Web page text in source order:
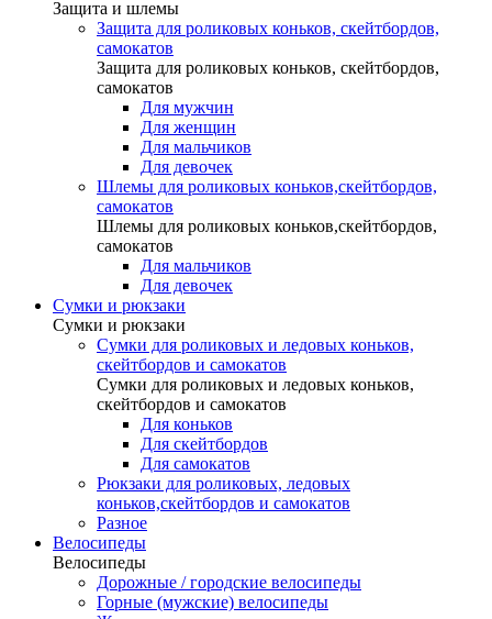
Защита и шлемы
Защита для роликовых коньков, скейтбордов,
самокатов
Защита для роликовых коньков, скейтбордов,
самокатов
Для мужчин
Для женщин
Для мальчиков
Для девочек
Шлемы для роликовых коньков,скейтбордов,
самокатов
Шлемы для роликовых коньков,скейтбордов,
самокатов
Для мальчиков
Для девочек
Сумки и рюкзаки
Сумки и рюкзаки
Сумки для роликовых и ледовых коньков,
скейтбордов и самокатов
Сумки для роликовых и ледовых коньков,
скейтбордов и самокатов
Для коньков
Для скейтбордов
Для самокатов
Рюкзаки для роликовых, ледовых
коньков,скейтбордов и самокатов
Разное
Велосипеды
Велосипеды
Дорожные / городские велосипеды
Горные (мужские) велосипеды